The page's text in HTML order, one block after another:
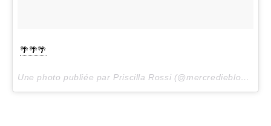
🌴🌴🌴
Une photo publiée par Priscilla Rossi (@mercredieblog) le